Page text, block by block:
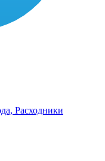
Расходники